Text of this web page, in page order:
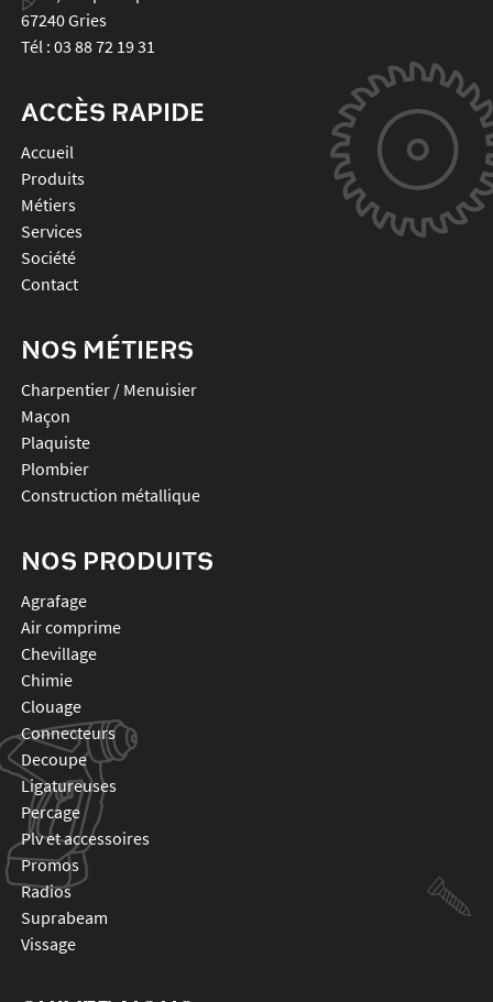
67240Gries
Tél : 03 88 72 19 31
ACCÈS RAPIDE
Accueil
Produits
Métiers
Services
Société
Contact
NOS MÉTIERS
Charpentier / Menuisier
Maçon
Plaquiste
Plombier
Construction métallique
NOS PRODUITS
agrafage
air comprime
chevillage
chimie
clouage
connecteurs
decoupe
ligatureuses
percage
plv et accessoires
promos
radios
suprabeam
vissage